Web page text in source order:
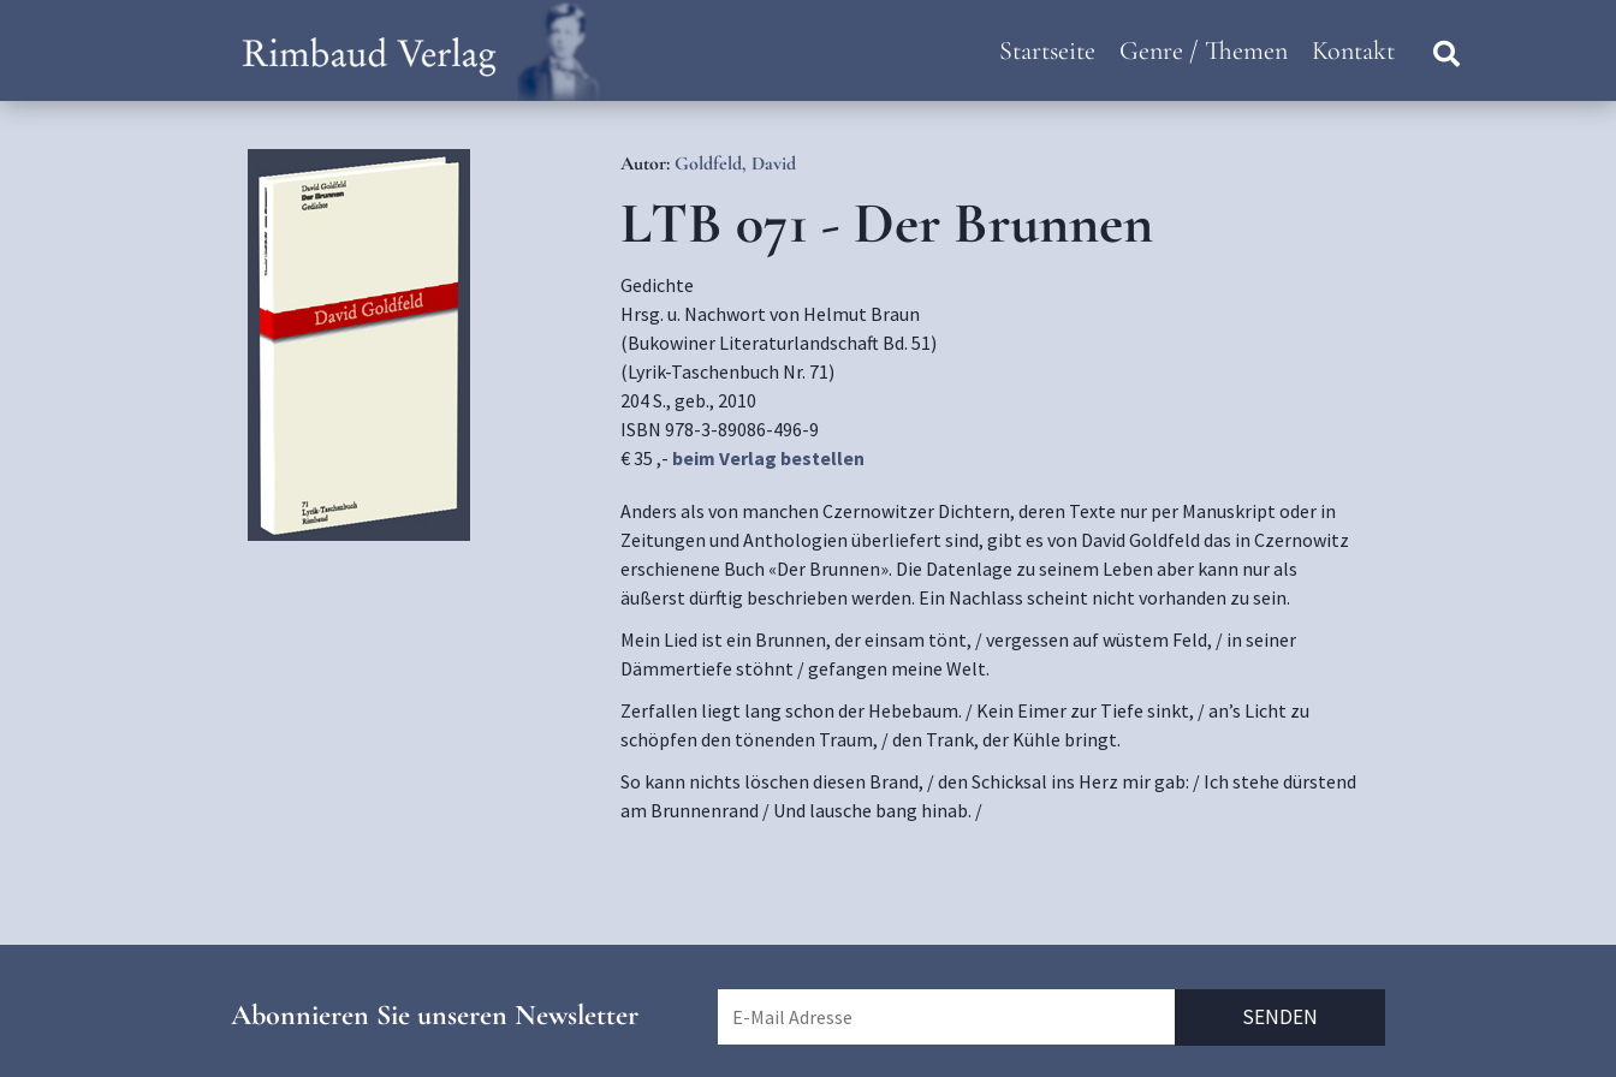
Startseite Genre / Themen Kontakt
Autor: Goldfeld, David
LTB 071 - Der Brunnen
Gedichte
Hrsg. u. Nachwort von Helmut Braun
(Bukowiner Literaturlandschaft Bd. 51)
(Lyrik-Taschenbuch Nr. 71)
204 S., geb., 2010
ISBN 978-3-89086-496-9
€ 35 ,- beim Verlag bestellen
Anders als von manchen Czernowitzer Dichtern, deren Texte nur per Manuskript oder in
Zeitungen und Anthologien überliefert sind, gibt es von David Goldfeld das in Czernowitz
erschienene Buch «Der Brunnen». Die Datenlage zu seinem Leben aber kann nur als
äußerst dürftig beschrieben werden. Ein Nachlass scheint nicht vorhanden zu sein.
Mein Lied ist ein Brunnen, der einsam tönt, / vergessen auf wüstem Feld, / in seiner
Dämmertiefe stöhnt / gefangen meine Welt.
Zerfallen liegt lang schon der Hebebaum. / Kein Eimer zur Tiefe sinkt, / an’s Licht zu
schöpfen den tönenden Traum, / den Trank, der Kühle bringt.
So kann nichts löschen diesen Brand, / den Schicksal ins Herz mir gab: / Ich stehe dürstend
am Brunnenrand / Und lausche bang hinab. /
Abonnieren Sie unseren Newsletter